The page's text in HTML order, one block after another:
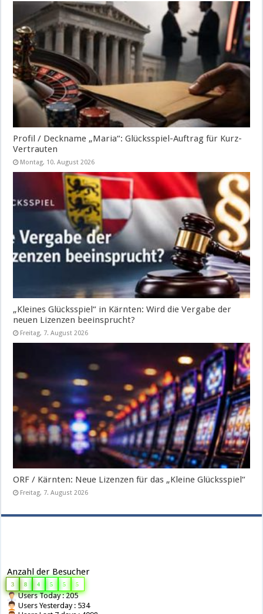
Profil / Deckname „Maria“: Glücksspiel-Auftrag für Kurz-
Vertrauten
Montag, 10. August 2026
„Kleines Glücksspiel“ in Kärnten: Wird die Vergabe der
neuen Lizenzen beeinsprucht?
Freitag, 7. August 2026
ORF / Kärnten: Neue Lizenzen für das „Kleine Glücksspiel“
Freitag, 7. August 2026
Anzahl der Besucher
3 8 4 5 5 5
Users Today : 205
Users Yesterday : 534